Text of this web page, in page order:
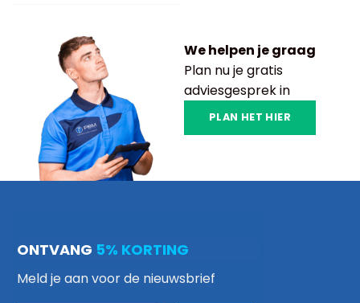
We helpen je graag
Plan nu je gratis
adviesgesprek in
PLAN HET HIER
ONTVANG 5% KORTING
Meld je aan voor de nieuwsbrief